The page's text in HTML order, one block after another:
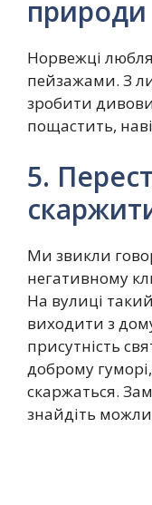
природи
Норвежці
пейзажами. З
зробити
пощастить,
5.
Ми звикли
негативному
На вулиці
виходити з
присутність
доброму
скаржаться.
знайдіть